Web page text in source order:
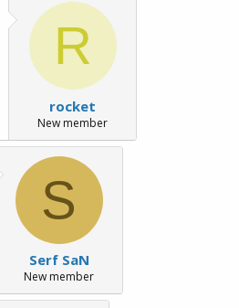
R
rocket
New member
S
Serf SaN
New member